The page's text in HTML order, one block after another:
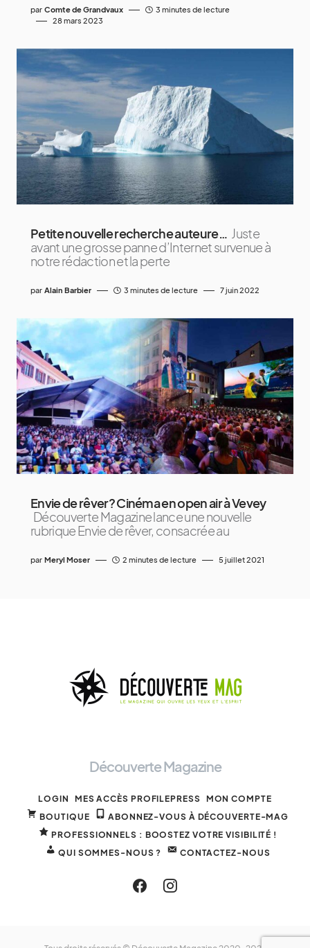
par Comte de Grandvaux
3 minutes de lecture
28 mars 2023
Petite nouvelle recherche auteure… Juste
avant une grosse panne d’Internet survenue à
notre rédaction et la perte
par Alain Barbier 3 minutes de lecture 7 juin 2022
Envie de rêver? Cinéma en open air à Vevey
Découverte Magazine lance une nouvelle
rubrique Envie de rêver, consacrée au
par Meryl Moser 2 minutes de lecture 5 juillet 2021
Découverte Magazine
LOGIN MES ACCÈS PROFILEPRESS MON COMPTE
BOUTIQUE
ABONNEZ-VOUS À DÉCOUVERTE-MAG
PROFESSIONNELS : BOOSTEZ VOTRE VISIBILITÉ !
QUI SOMMES-NOUS ?
CONTACTEZ-NOUS